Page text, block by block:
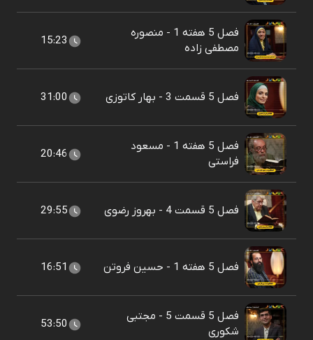
فصل 5 هفته 1 - منصوره
مصطفی زاده
15:23
فصل 5 قسمت 3 - بهار کاتوزی 31:00
فصل 5 هفته 1 - مسعود
فراستی
20:46
فصل 5 قسمت 4 - بهروز رضوی 29:55
فصل 5 هفته 1 - حسین فروتن 16:51
فصل 5 قسمت 5 - مجتبی
شکوری
53:50